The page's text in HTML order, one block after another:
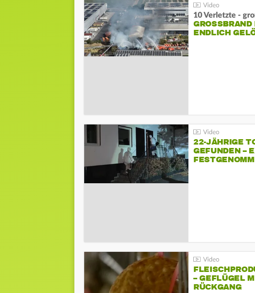
10 Verletzte -
GROSSBRAND
NDLICH
22-JÄHRIGE
GEFUNDEN –
– GEFLÜGEL
ÜCKGANG